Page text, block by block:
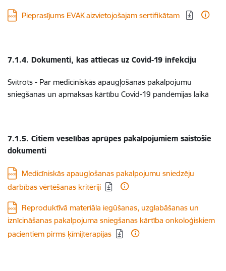
Lejupielādēt:
Pieprasījums EVAK aizvietojošajam sertifikātam
7.1.4. Dokumenti, kas attiecas uz Covid-19 infekciju
Svītrots - Par medicīniskās apaugļošanas pakalpojumu
sniegšanas un apmaksas kārtību Covid-19 pandēmijas laikā
7.1.5. Citiem veselības aprūpes pakalpojumiem saistošie
dokumenti
Lejupielādēt:
Medicīniskās apaugļošanas pakalpojumu sniedzēju
darbības vērtēšanas kritēriji
Lejupielādēt:
Reproduktīvā materiāla iegūšanas, uzglabāšanas un
iznīcināšanas pakalpojuma sniegšanas kārtība onkoloģiskiem
pacientiem pirms ķīmijterapijas